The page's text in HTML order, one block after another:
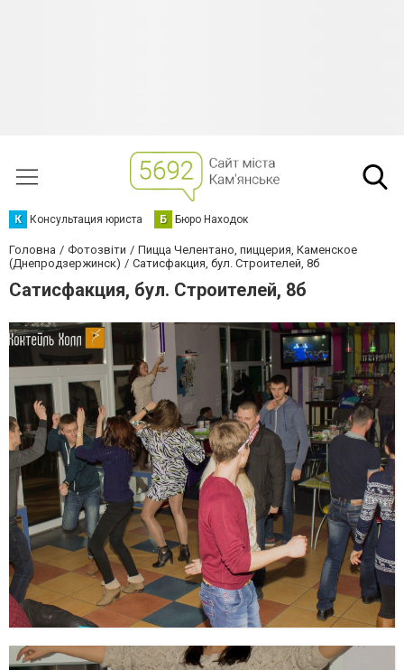
К Консультация юриста Б Бюро Находок
Головна Фотозвіти
Пицца Челентано, пиццерия, Каменское
(Днепродзержинск)
Cатисфакция, бул. Строителей, 8б
Cатисфакция, бул. Строителей, 8б